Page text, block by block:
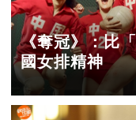
《奪冠》：比
國女排精神